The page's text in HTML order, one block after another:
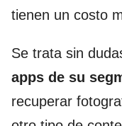
tienen un costo
Se trata sin
apps de su
recuperar